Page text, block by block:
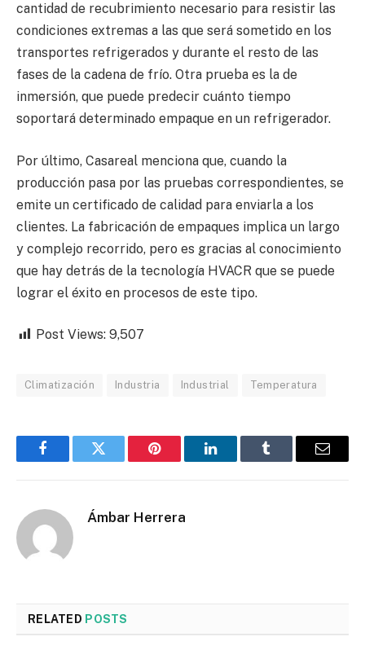
cantidad de recubrimiento necesario para resistir las
condiciones extremas a las que será sometido en los
transportes refrigerados y durante el resto de las
fases de la cadena de frío. Otra prueba es la de
inmersión, que puede predecir cuánto tiempo
soportará determinado empaque en un refrigerador.
Por último, Casareal menciona que, cuando la
producción pasa por las pruebas correspondientes, se
emite un certificado de calidad para enviarla a los
clientes. La fabricación de empaques implica un largo
y complejo recorrido, pero es gracias al conocimiento
que hay detrás de la tecnología HVACR que se puede
lograr el éxito en procesos de este tipo.
Post Views: 9,507
Climatización Industria Industrial Temperatura
FacebookTwitter Pinterest LinkedInTumblr Email
Ámbar Herrera
RELATED POSTS